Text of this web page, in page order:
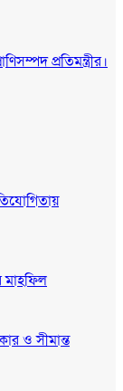
প্রতিমন্ত্রীর।
মাহফিল
ও সীমান্ত